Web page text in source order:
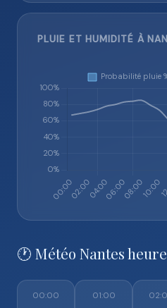
PLUIE ET HUMIDITÉ À
🕐 Météo Nantes
00:00 01:00